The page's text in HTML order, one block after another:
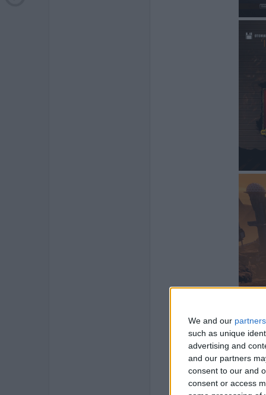
We and our partners
such as unique
advertising and
and our partners
consent to our and
consent or access